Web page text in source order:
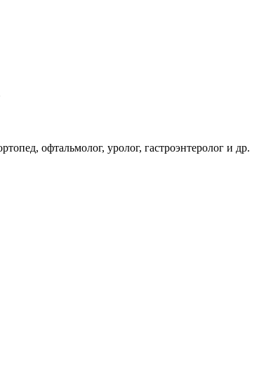
офтальмолог, уролог, гастроэнтеролог и др.